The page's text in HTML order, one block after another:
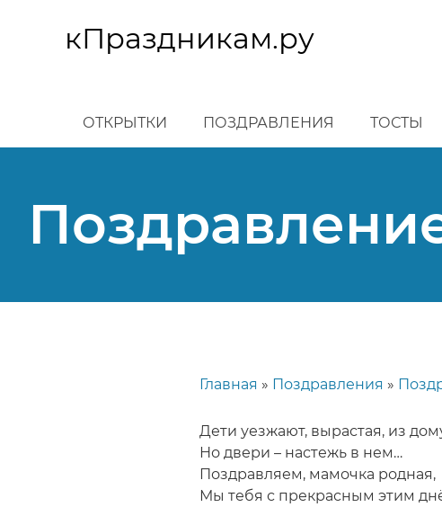
основномукПраздникам.ру
ОТКРЫТКИ ПОЗДРАВЛЕНИЯ ТОСТЫ
навигации
Главная Поздравления
Дети уезжают, вырастая, из
Но двери – настежь в нем…
Поздравляем, мамочка родная,
Мы тебя с прекрасным этим